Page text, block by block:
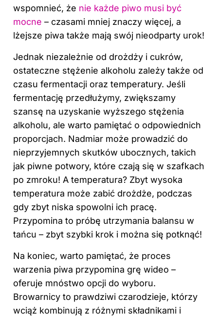
wspomnieć, że nie każde piwo musi być
mocne – czasami mniej znaczy więcej, a
lżejsze piwa także mają swój nieodparty urok!
Jednak niezależnie od drożdży i cukrów,
ostateczne stężenie alkoholu zależy także od
czasu fermentacji oraz temperatury. Jeśli
fermentację przedłużymy, zwiększamy
szansę na uzyskanie wyższego stężenia
alkoholu, ale warto pamiętać o odpowiednich
proporcjach. Nadmiar może prowadzić do
nieprzyjemnych skutków ubocznych, takich
jak piwne potwory, które czają się w szafkach
po zmroku! A temperatura? Zbyt wysoka
temperatura może zabić drożdże, podczas
gdy zbyt niska spowolni ich pracę.
Przypomina to próbę utrzymania balansu w
tańcu – zbyt szybki krok i można się potknąć!
Na koniec, warto pamiętać, że proces
warzenia piwa przypomina grę wideo –
oferuje mnóstwo opcji do wyboru.
Browarnicy to prawdziwi czarodzieje, którzy
wciąż kombinują z różnymi składnikami i